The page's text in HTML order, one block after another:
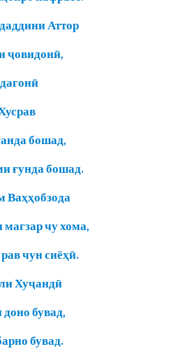
Аттор
ҷовидонӣ,
бошад,
ғунда бошад.
чу хома,
чун сиёҳӣ.
бувад,
бувад.